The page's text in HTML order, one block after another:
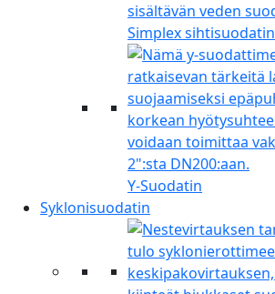
Simplex sihtisuodatin
Y-Suodatin
Syklonisuodatin